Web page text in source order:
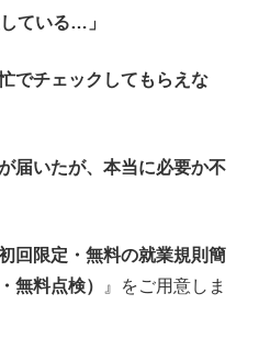
ている…」
でチェックしてもらえな
届いたが、本当に必要か不
回限定・無料の就業規則簡
無料点検）
』をご用意しま